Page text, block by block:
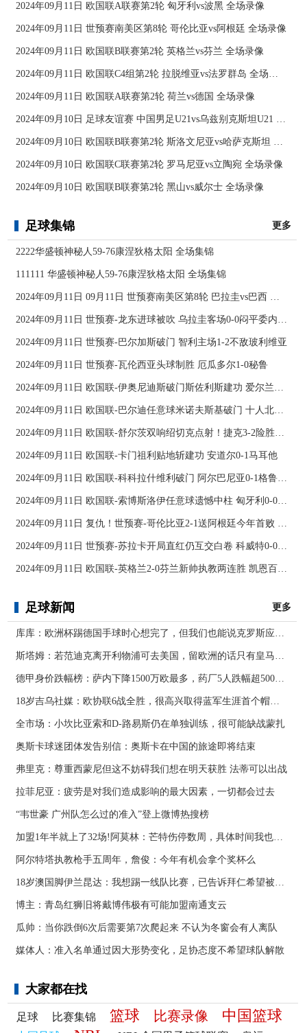
2024年09月11日 欧国联A联赛第2轮 匈牙利vs波黑 全场录像
2024年09月11日 世预赛南美区第8轮 哥伦比亚vs阿根廷 全场录像
2024年09月11日 欧国联B联赛第2轮 英格兰vs芬兰 全场录像
2024年09月11日 欧国联C4组第2轮 拉脱维亚vs法罗群岛 全场录像
2024年09月11日 欧国联A联赛第2轮 荷兰vs德国 全场录像
2024年09月10日 足球友谊赛 中国男足U21vs乌兹别克斯坦U21 全场录像
2024年09月10日 欧国联B联赛第2轮 斯洛文尼亚vs哈萨克斯坦 全场录像
2024年09月10日 欧国联C联赛第2轮 罗马尼亚vs立陶宛 全场录像
2024年09月10日 欧国联B联赛第2轮 黑山vs威尔士 全场录像
足球集锦 更多
2222华盛顿神秘人59-76康涅狄格太阳 全场集锦
111111 华盛顿神秘人59-76康涅狄格太阳 全场集锦
2024年09月11日 09月11日 世预赛南美区第8轮 巴拉圭vs巴西 进球
2024年09月11日 世预赛-龙东进球被吹 乌拉圭客场0-0闷平委内瑞拉
2024年09月11日 世预赛-巴尔加斯破门 智利主场1-2不敌玻利维亚
2024年09月11日 世预赛-瓦伦西亚头球制胜 厄瓜多尔1-0秘鲁
2024年09月11日 欧国联-伊奥尼迪斯破门斯佐利斯建功 爱尔兰0-2希腊
2024年09月11日 欧国联-巴尔迪任意球米诺夫斯基破门 十人北马其顿2-0亚美尼亚
2024年09月11日 欧国联-舒尔茨双响绍切克点射！捷克3-2险胜乌克兰
2024年09月11日 欧国联-卡门祖利贴地斩建功 安道尔0-1马耳他
2024年09月11日 欧国联-科科拉什维利破门 阿尔巴尼亚0-1格鲁吉亚
2024年09月11日 欧国联-索博斯洛伊任意球遗憾中柱 匈牙利0-0战平波黑
2024年09月11日 复仇！世预赛-哥伦比亚2-1送阿根廷今年首败 J罗传射奥塔门迪送点
2024年09月11日 世预赛-苏拉卡开局直红仍互交白卷 科威特0-0伊拉克
2024年09月11日 欧国联-英格兰2-0芬兰新帅执教两连胜 凯恩百场里程碑双响
足球新闻 更多
库库：欧洲杯踢德国手球时心想完了，但我们也能说克罗斯应被罚下
斯塔姆：若范迪克离开利物浦可去美国，留欧洲的话只有皇马可行
德甲身价跌幅榜：萨内下降1500万欧最多，药厂5人跌幅超500万欧
18岁吉乌社媒：欧协联6战全胜，很高兴取得蓝军生涯首个帽子戏法
全市场：小坎比亚索和D-路易斯仍在单独训练，很可能缺战蒙扎
奥斯卡球迷团体发告别信：奥斯卡在中国的旅途即将结束
弗里克：尊重西蒙尼但这不妨碍我们想在明天获胜 法蒂可以出战
拉菲尼亚：疲劳是对我们造成影响的最大因素，一切都会过去
“韦世豪 广州队怎么过的准入”登上微博热搜榜
加盟1年半就上了32场!阿莫林：芒特伤停数周，具体时间我也不知道
阿尔特塔执教枪手五周年，詹俊：今年有机会拿个奖杯么 ​​​
18岁澳国脚伊兰昆达：我想踢一线队比赛，已告诉拜仁希望被外租
博主：青岛红狮旧将戴博伟极有可能加盟南通支云
瓜帅：当你跌倒6次后需要第7次爬起来 不认为冬窗会有人离队
媒体人：准入名单通过因大形势变化，足协态度不希望球队解散
大家都在找
足球 比赛集锦 篮球 比赛录像 中国篮球